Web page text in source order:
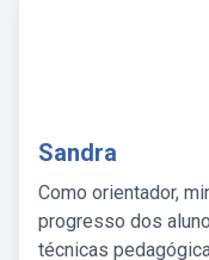
Sandra
Como orientador,
progresso dos
técnicas